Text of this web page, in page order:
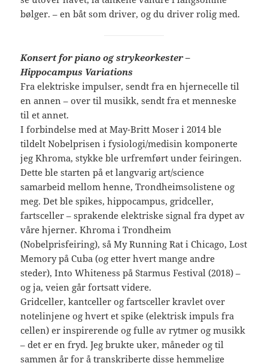
bølger. – en båt som driver, og du driver rolig med.
Konsert for piano og strykeorkester –
Hippocampus Variations
Fra elektriske impulser, sendt fra en hjernecelle til
en annen – over til musikk, sendt fra et menneske
til et annet.
I forbindelse med at May-Britt Moser i 2014 ble
tildelt Nobelprisen i fysiologi/medisin komponerte
jeg Khroma, stykke ble urfremført under feiringen.
Dette ble starten på et langvarig art/science
samarbeid mellom henne, Trondheimsolistene og
meg. Det ble spikes, hippocampus, gridceller,
fartsceller – sprakende elektriske signal fra dypet av
våre hjerner. Khroma i Trondheim
(Nobelprisfeiring), så My Running Rat i Chicago, Lost
Memory på Cuba (og etter hvert mange andre
steder), Into Whiteness på Starmus Festival (2018) –
og ja, veien går fortsatt videre.
Gridceller, kantceller og fartsceller kravlet over
notelinjene og hvert et spike (elektrisk impuls fra
cellen) er inspirerende og fulle av rytmer og musikk
– det er en fryd. Jeg brukte uker, måneder og til
sammen år for å transkriberte disse hemmelige